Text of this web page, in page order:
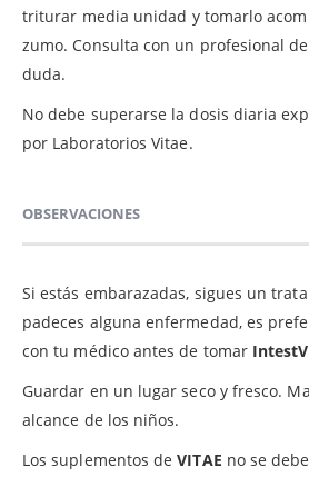
triturar media unidad y tomarlo
zumo. Consulta con un profesional
duda.
No debe superarse la dosis diaria
por Laboratorios Vitae.
OBSERVACIONES
Si estás embarazadas, sigues un
padeces alguna enfermedad, es
con tu médico antes de tomar
Guardar en un lugar seco y fresco.
alcance de los niños.
Los suplementos deVITAE no se